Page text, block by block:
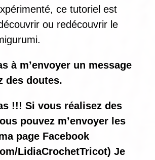
ce tutoriel est
ou redécouvrir le
à m’envoyer un message
des doutes.
!!! Si vous réalisez des
pouvez m’envoyer les
page Facebook
LidiaCrochetTricot) Je